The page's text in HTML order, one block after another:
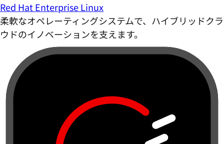
Red Hat Enterprise Linux
柔軟なオペレーティングシステムで、ハイブリッドクラ
ウドのイノベーションを支えます。